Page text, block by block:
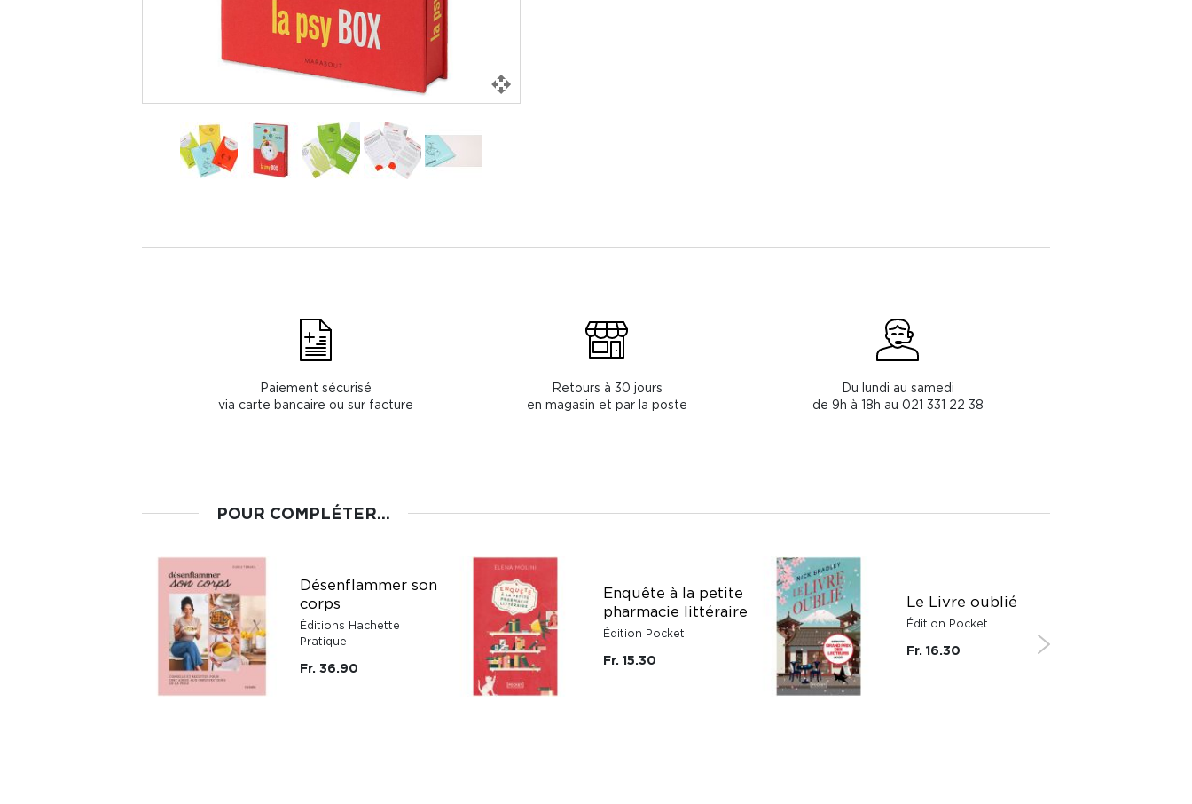
Paiement sécurisé
via carte bancaire ou sur facture
Retours à 30 jours
en magasin et par la poste
Du lundi au samedi
de 9h à 18h au 021 331 22 38
POUR COMPLÉTER...
Désenflammer son
corps
Éditions Hachette
Pratique
Fr. 36.90
Enquête à la petite
pharmacie littéraire
Édition Pocket
Fr. 15.30
Le Livre oublié
Édition Pocket
Fr. 16.30